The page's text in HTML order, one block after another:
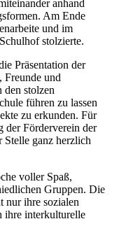
anhand
Am Ende
und im
stolzierte.
Präsentation der
Freunde und
den stolzen
führen zu lassen
zu erkunden. Für
der Förderverein der
Stelle ganz herzlich
voller Spaß,
Gruppen. Die
nur ihre sozialen
ihre interkulturelle